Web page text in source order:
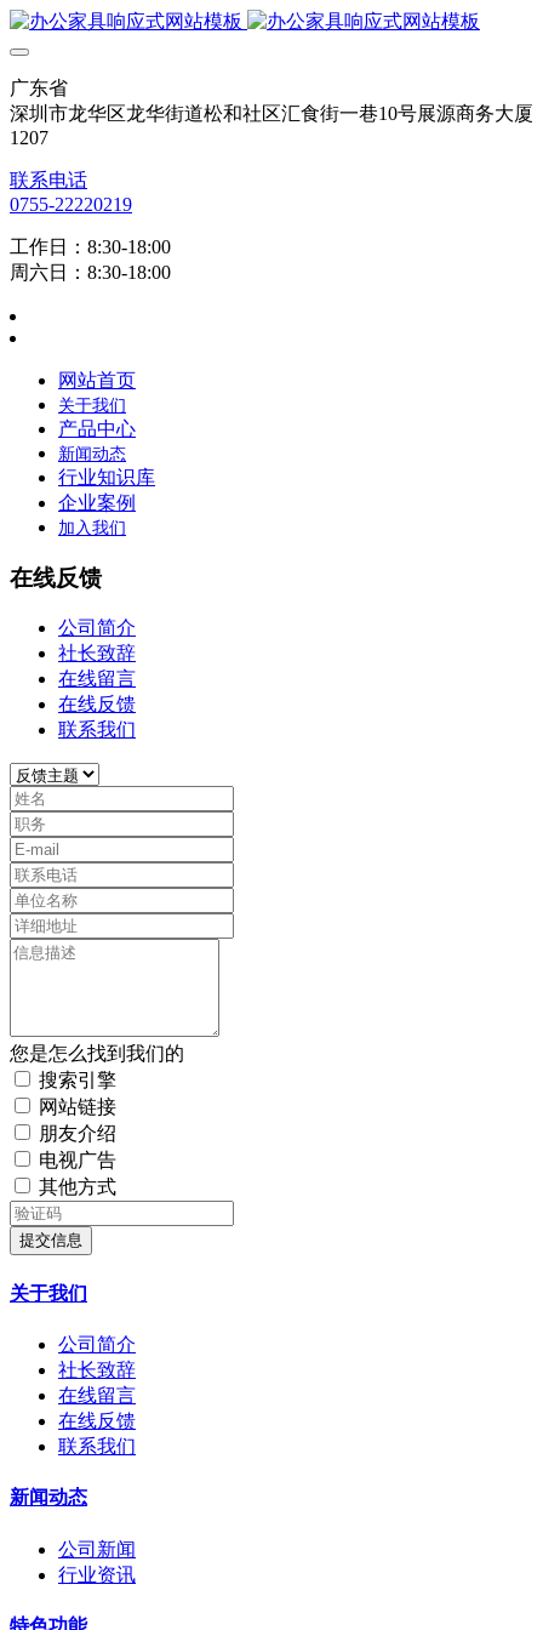
广东省
深圳市龙华区龙华街道松和社区汇食街一巷10号展源商务大厦
1207
联系电话
0755-22220219
工作日：8:30-18:00
周六日：8:30-18:00
网站首页
关于我们
产品中心
新闻动态
行业知识库
企业案例
加入我们
在线反馈
公司简介
社长致辞
在线留言
在线反馈
联系我们
您是怎么找到我们的
搜索引擎
网站链接
朋友介绍
电视广告
其他方式
提交信息
关于我们
公司简介
社长致辞
在线留言
在线反馈
联系我们
新闻动态
公司新闻
行业资讯
特色功能